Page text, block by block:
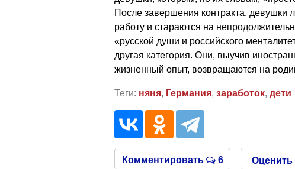
После завершения контракта, девушки
работу и стараются на
«русской души и российского
другая категория. Они, выучив
жизненный опыт, возвращаются на
Теги: няня, Германия, заработок, дети
Комментировать 6 Оценить